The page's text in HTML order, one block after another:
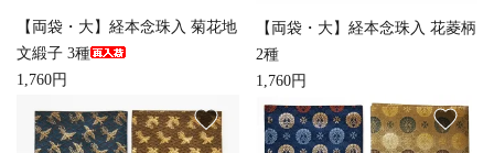
【両袋・大】経本念珠入 菊花地
文緞子 3種
1,760円
【両袋・大】経本念珠入 花菱柄
2種
1,760円
favorite favorite